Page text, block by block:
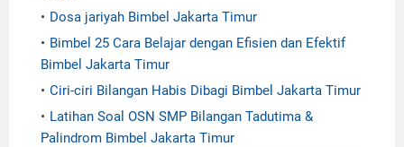
Dosa jariyah Bimbel Jakarta Timur
Bimbel 25 Cara Belajar dengan Efisien dan Efektif
Bimbel Jakarta Timur
Ciri-ciri Bilangan Habis Dibagi Bimbel Jakarta Timur
Latihan Soal OSN SMP Bilangan Tadutima &
Palindrom Bimbel Jakarta Timur